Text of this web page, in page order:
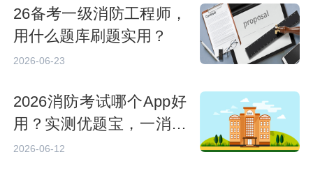
26备考一级消防工程师，
用什么题库刷题实用？
2026-06-23
2026消防考试哪个App好
用？实测优题宝，一消备
考刷题神器推荐
2026-06-12